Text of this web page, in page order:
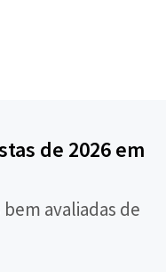
de 2026 em
avaliadas de